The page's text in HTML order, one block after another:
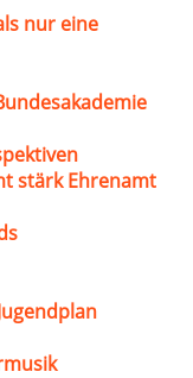
nur eine
stärk Ehrenamt